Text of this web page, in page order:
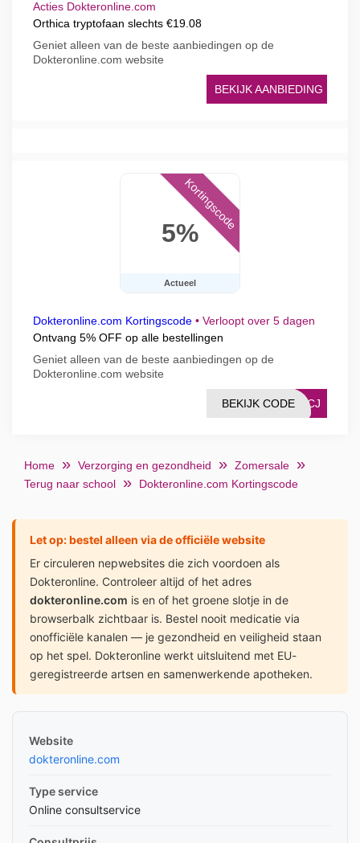
Acties Dokteronline.com
Orthica tryptofaan slechts €19.08
Geniet alleen van de beste aanbiedingen op de
Dokteronline.com website
BEKIJK AANBIEDING
5%
Actueel
Kortingscode
Dokteronline.com Kortingscode • Verloopt over 5 dagen
Ontvang 5% OFF op alle bestellingen
Geniet alleen van de beste aanbiedingen op de
Dokteronline.com website
10CJ
BEKIJK CODE
Home Verzorging en gezondheid
Zomersale
Terug naar school
Dokteronline.com Kortingscode
Let op: bestel alleen via de officiële website
Er circuleren nepwebsites die zich voordoen als
Dokteronline. Controleer altijd of het adres
dokteronline.com is en of het groene slotje in de
browserbalk zichtbaar is. Bestel nooit medicatie via
onofficiële kanalen — je gezondheid en veiligheid staan
op het spel. Dokteronline werkt uitsluitend met EU-
geregistreerde artsen en samenwerkende apotheken.
Website
dokteronline.com
Type service
Online consultservice